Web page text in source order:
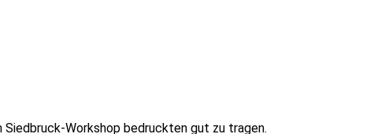
Siedbruck-Workshop bedruckten gut zu tragen.